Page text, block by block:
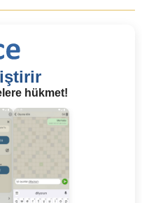
hükmet!